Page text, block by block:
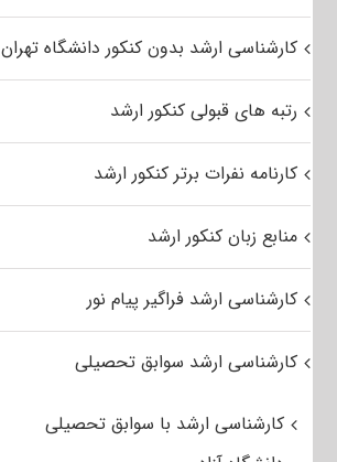
کارشناسی ارشد بدون کنکور دانشگاه تهران
رتبه های قبولی کنکور ارشد
کارنامه نفرات برتر کنکور ارشد
منابع زبان کنکور ارشد
کارشناسی ارشد فراگیر پیام نور
کارشناسی ارشد سوابق تحصیلی
کارشناسی ارشد با سوابق تحصیلی